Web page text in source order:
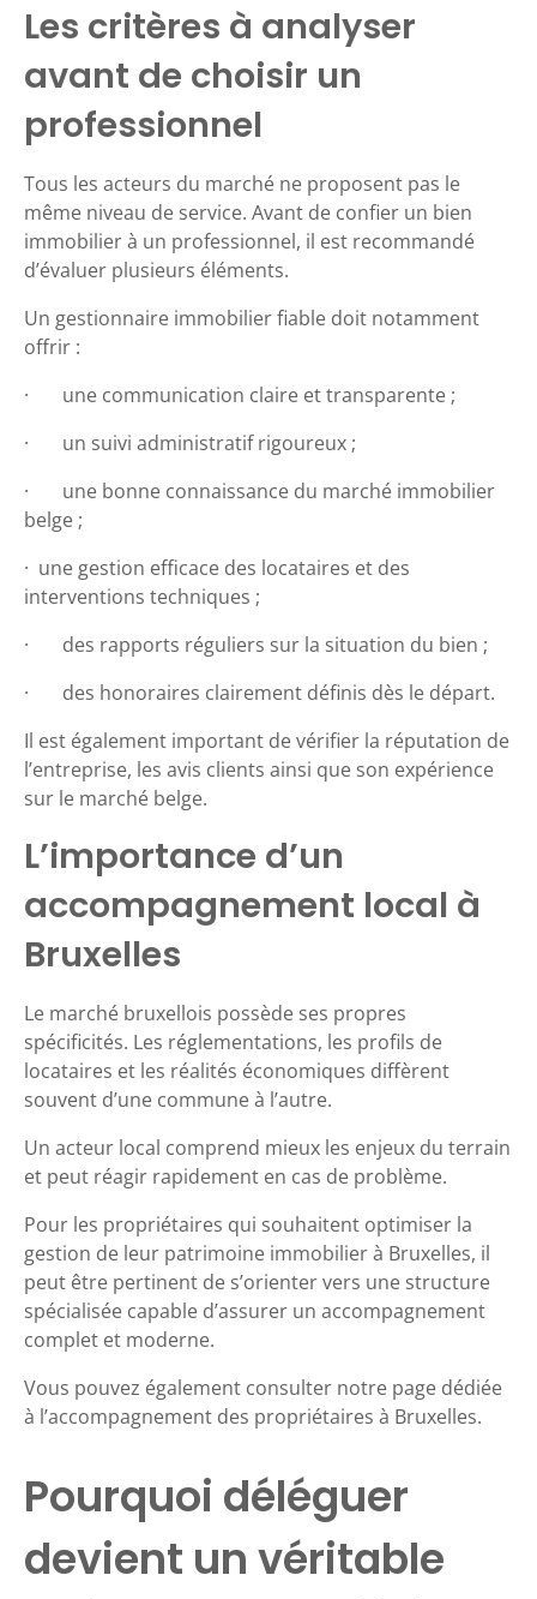
Les critères à analyser
avant de choisir un
professionnel
Tous les acteurs du marché ne proposent pas le
même niveau de service. Avant de confier un bien
immobilier à un professionnel, il est recommandé
d’évaluer plusieurs éléments.
Un gestionnaire immobilier fiable doit notamment
offrir :
· une communication claire et transparente ;
· un suivi administratif rigoureux ;
· une bonne connaissance du marché immobilier
belge ;
· une gestion efficace des locataires et des
interventions techniques ;
· des rapports réguliers sur la situation du bien ;
· des honoraires clairement définis dès le départ.
Il est également important de vérifier la réputation de
l’entreprise, les avis clients ainsi que son expérience
sur le marché belge.
L’importance d’un
accompagnement local à
Bruxelles
Le marché bruxellois possède ses propres
spécificités. Les réglementations, les profils de
locataires et les réalités économiques diffèrent
souvent d’une commune à l’autre.
Un acteur local comprend mieux les enjeux du terrain
et peut réagir rapidement en cas de problème.
Pour les propriétaires qui souhaitent optimiser la
gestion de leur patrimoine immobilier à Bruxelles, il
peut être pertinent de s’orienter vers une structure
spécialisée capable d’assurer un accompagnement
complet et moderne.
Vous pouvez également consulter notre page dédiée
à l’accompagnement des propriétaires à Bruxelles.
Pourquoi déléguer
devient un véritable